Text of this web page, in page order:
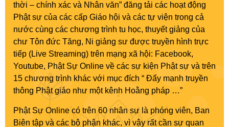
thời – chính xác và Nhân văn” đăng tải các hoạt động
Phật sự của các cấp Giáo hội và các tự viện trong cả
nước cùng các chương trình tu học, thuyết giảng của
chư Tôn đức Tăng, Ni giảng sư được truyền hình trực
tiếp (Live Streaming) trên mạng xã hội: Facebook,
Youtube, Phật Sự Online về các sự kiện Phật sự và trên
15 chương trình khác với mục đích “ Đẩy mạnh truyền
thông Phật giáo như một kênh Hoằng pháp …”
Phật Sự Online có trên 60 nhân sự là phóng viên, Ban
Biên tập và các bộ phận khác, vì vậy rất cần sự quan